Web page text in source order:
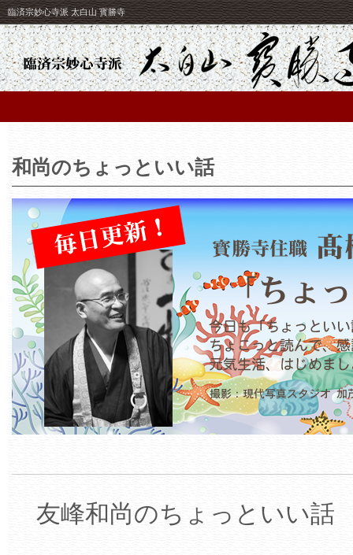
臨済宗妙心寺派 太白山 寳勝寺
和尚のちょっといい話
友峰和尚のちょっといい話